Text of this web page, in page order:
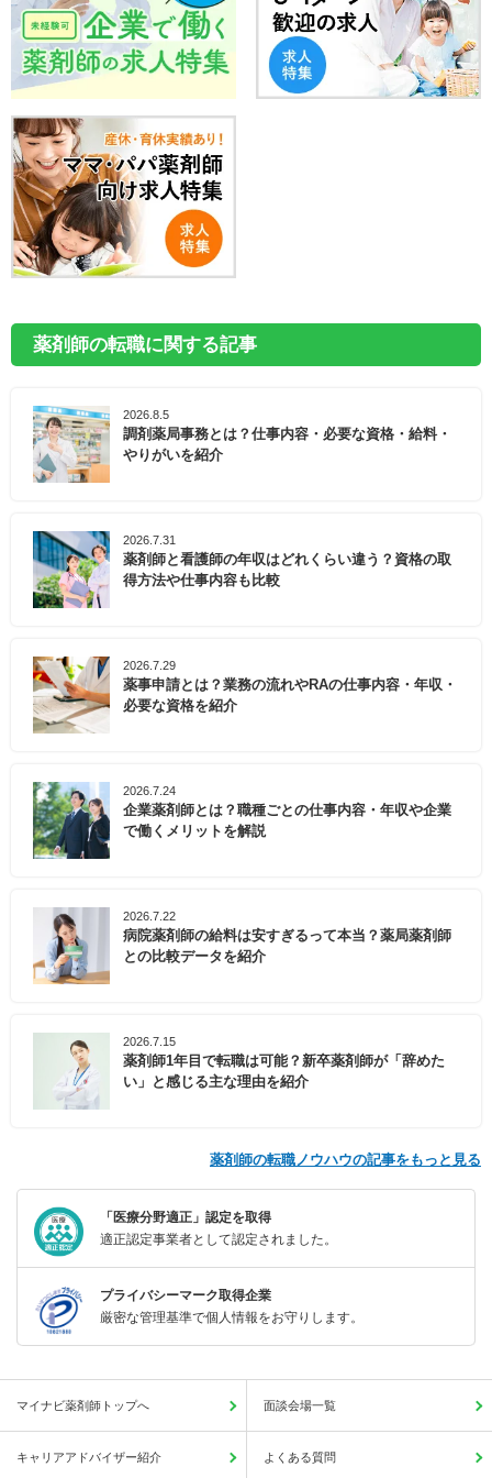
薬剤師の転職に関する記事
2026.8.5
調剤薬局事務とは？仕事内容・必要な資格・給料・
やりがいを紹介
2026.7.31
薬剤師と看護師の年収はどれくらい違う？資格の取
得方法や仕事内容も比較
2026.7.29
薬事申請とは？業務の流れやRAの仕事内容・年収・
必要な資格を紹介
2026.7.24
企業薬剤師とは？職種ごとの仕事内容・年収や企業
で働くメリットを解説
2026.7.22
病院薬剤師の給料は安すぎるって本当？薬局薬剤師
との比較データを紹介
2026.7.15
薬剤師1年目で転職は可能？新卒薬剤師が「辞めた
い」と感じる主な理由を紹介
薬剤師の転職ノウハウの記事をもっと見る
「医療分野適正」認定を取得
適正認定事業者として認定されました。
プライバシーマーク取得企業
厳密な管理基準で個人情報をお守りします。
マイナビ薬剤師トップへ 面談会場一覧
キャリアアドバイザー紹介 よくある質問